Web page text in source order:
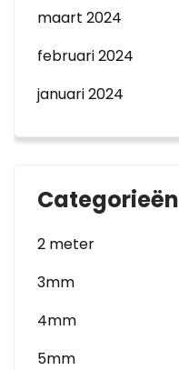
maart 2024
februari 2024
januari 2024
Categorieën
2 meter
3mm
4mm
5mm